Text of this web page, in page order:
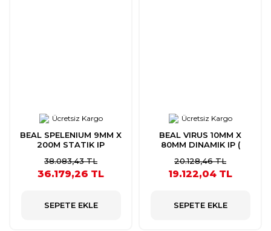
Ücretsiz Kargo
BEAL SPELENIUM 9MM X
200M STATIK IP
38.083,43 TL
36.179,26 TL
SEPETE EKLE
Ücretsiz Kargo
BEAL VIRUS 10MM X
80MM DINAMIK IP (
20.128,46 TL
19.122,04 TL
SEPETE EKLE